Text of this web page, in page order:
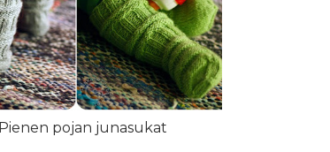
Pienen pojan junasukat